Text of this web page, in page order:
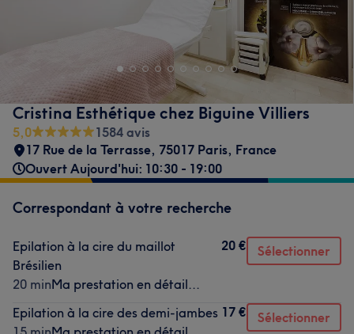
Cristina Esthétique chez Biguine Villiers
5,0
1584 avis
17 Rue de la Terrasse, 75017 Paris, France
Ouvert Aujourd'hui: 10:30 - 19:00
Correspondant à votre recherche
Epilation à la cire du maillot
Brésilien
20 minMa prestation en détail...
20 € Sélectionner
Epilation à la cire des demi-jambes 17 € Sélectionner